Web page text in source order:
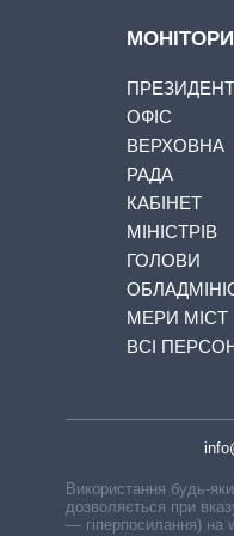
ПРЕЗИДЕНТ
ОФІС
ВЕРХОВНА
РАДА
КАБІНЕТ
МІНІСТРІВ
ГОЛОВИ
МЕРИ МІСТ
ВСІ
Використання будь-
дозволяється при
— гіперпосилання) на